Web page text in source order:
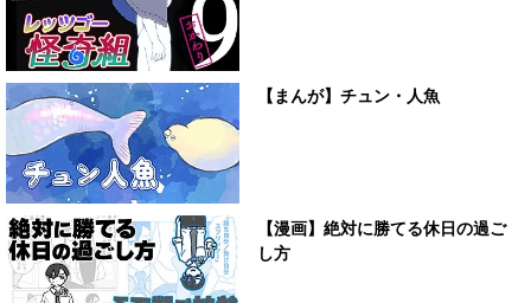
【まんが】チュン・人魚
【漫画】絶対に勝てる休日の過ご
し方